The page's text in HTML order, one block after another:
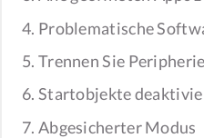
4. Problematische
5. Trennen Sie
6. Startobjekte
7. Abgesicherter Modus